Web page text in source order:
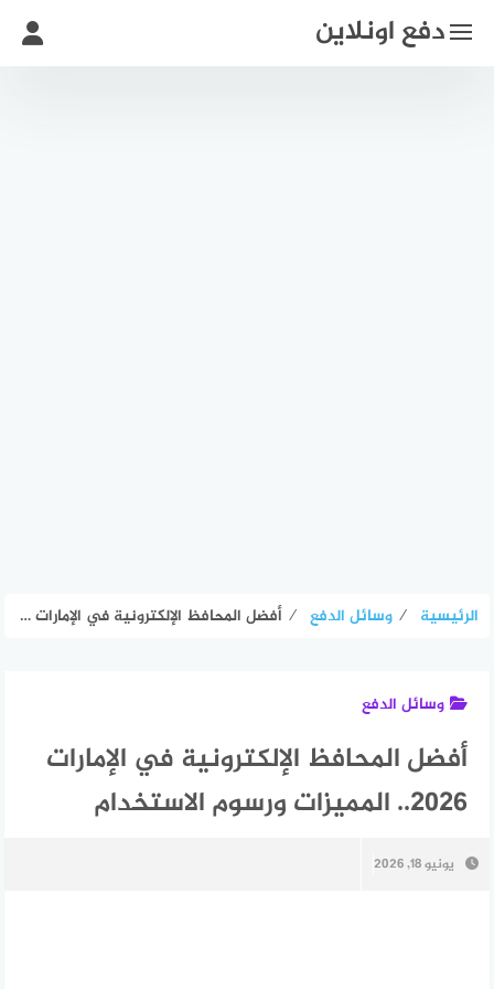
دفع اونلاين
الرئيسية ⁄ وسائل الدفع ⁄ أفضل المحافظ الإلكترونية في الإمارات 2026.. المميزات ورسوم الاستخدام
وسائل الدفع
أفضل المحافظ الإلكترونية في الإمارات
2026.. المميزات ورسوم الاستخدام
يونيو 18, 2026